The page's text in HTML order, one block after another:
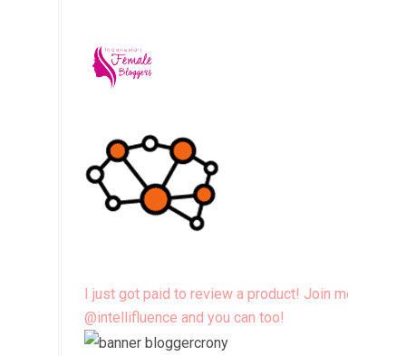
I just got paid to review a product! Join me
@intellifluence and you can too!